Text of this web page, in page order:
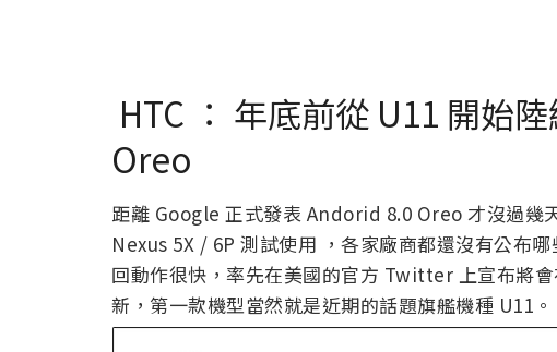
HTC ： 年底前從 U11 開始
Oreo
距離 Google 正式發表 Andorid 8.0 Oreo 才沒過幾
Nexus 5X / 6P 測試使用 ，各家廠商都還沒有公布
回動作很快，率先在美國的官方 Twitter 上宣布將
新，第一款機型當然就是近期的話題旗艦機種 U11。